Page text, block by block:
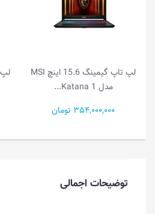
لپ تاپ گیمینگ 15.6 اینچ MSI
مدل Katana 1...
354,000,000 تومان
توضیحات اجمالی